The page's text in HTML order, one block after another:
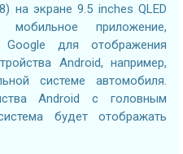
на экране 9.5 inches QLED
приложение,
Google для отображения
Android, например,
системе автомобиля.
Android с головным
будет отображать